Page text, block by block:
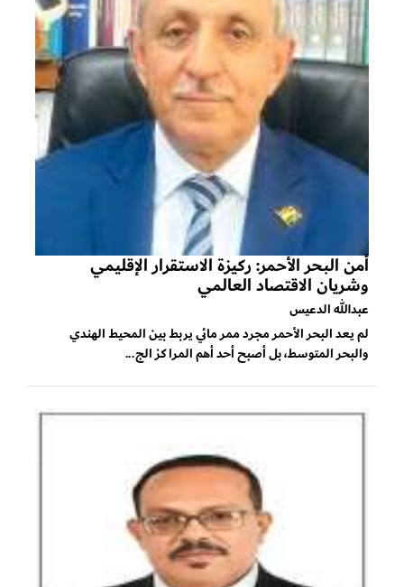
أمن البحر الأحمر: ركيزة الاستقرار الإقليمي
وشريان الاقتصاد العالمي
عبدالله الدعيس
لم يعد البحر الأحمر مجرد ممر مائي يربط بين المحيط الهندي
والبحر المتوسط، بل أصبح أحد أهم المراكز الج...